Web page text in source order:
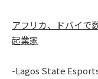
アフリカ、ドバイで
起業家
-Lagos State